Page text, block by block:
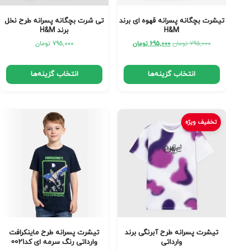
تیشرت بچگانه پسرانه قهوه ای برند
H&M
795,000 تومان 695,000 تومان
انتخاب گزینه‌ها
تی شرت بچگانه پسرانه طرح نخل
برند H&M
795,000 تومان
انتخاب گزینه‌ها
تخفیف ویژه
تیشرت پسرانه طرح آبرنگی برند
وارداتی
تیشرت پسرانه طرح ماینکرافت
وارداتی رنگ سرمه ای کد0021